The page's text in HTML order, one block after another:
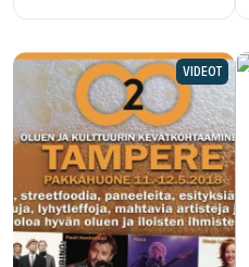
VIDEOT